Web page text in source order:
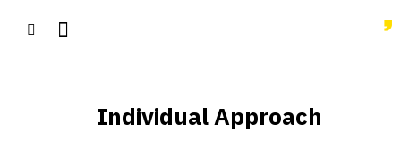
Individual Approach